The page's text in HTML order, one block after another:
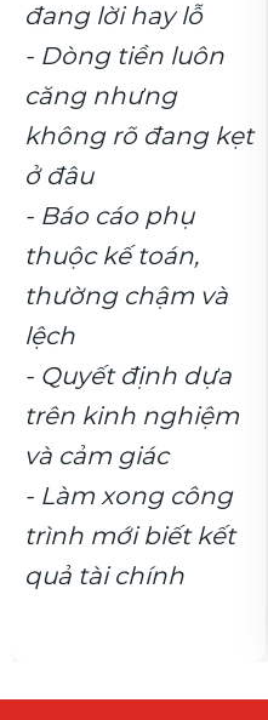
đang lời hay lỗ
- Dòng tiền luôn
căng nhưng
không rõ đang kẹt
ở đâu
- Báo cáo phụ
thuộc kế toán,
thường chậm và
lệch
- Quyết định dựa
trên kinh nghiệm
và cảm giác
- Làm xong công
trình mới biết kết
quả tài chính